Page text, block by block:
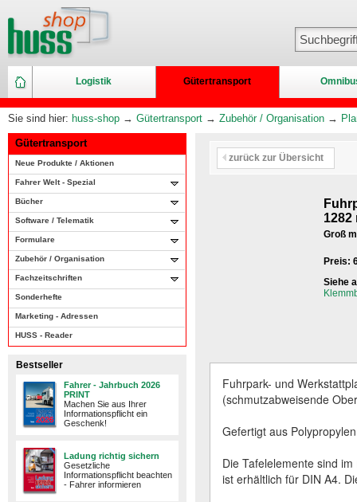
Logistik Gütertransport
Sie sind hier: huss-shop → Gütertransport → Zubehör / Organisation →
Gütertransport
Neue Produkte / Aktionen
Fahrer Welt - Spezial
Bücher
Software / Telematik
Formulare
Zubehör / Organisation
Fachzeitschriften
Sonderhefte
Marketing - Adressen
HUSS - Reader
Bestseller
Fahrer - Jahrbuch 2026
PRINT
Machen Sie aus Ihrer
Informationspflicht ein
Geschenk!
Ladung richtig sichern
Gesetzliche
Informationspflicht beachten
- Fahrer informieren
zurück zur Übersicht
1282
Groß
Preis:
Siehe
Fuhrpark- und
(schmutzabweisende
Gefertigt aus
Die Tafelelemente sind
ist erhältlich für DIN A4.